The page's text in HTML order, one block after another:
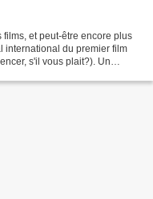
et peut-être encore plus
international du premier film
s'il vous plait?). Un